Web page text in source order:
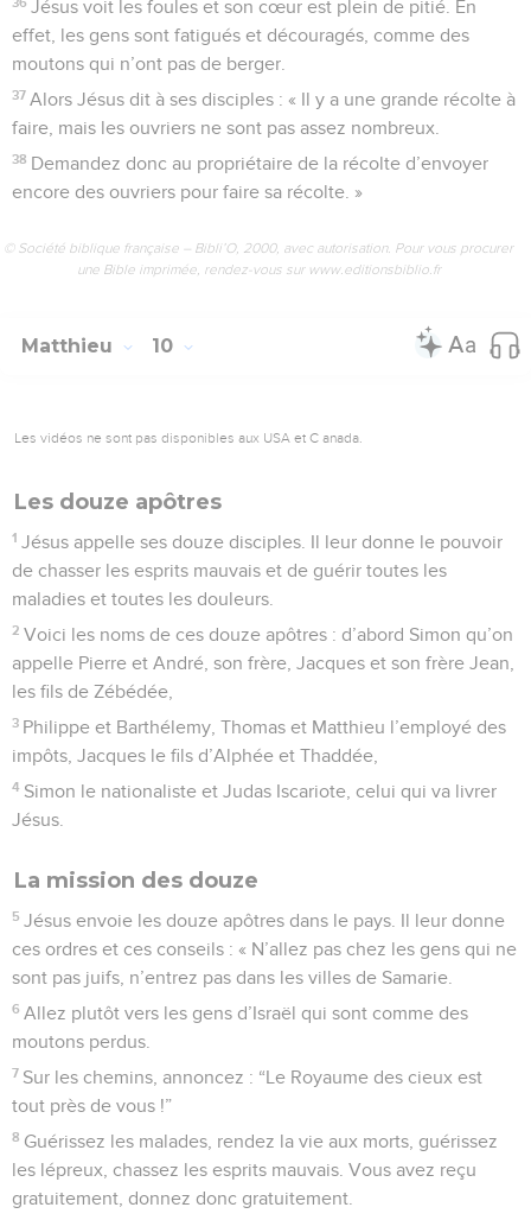
Jésus voit les foules et son cœur est plein de pitié. En
effet, les gens sont fatigués et découragés, comme des
moutons qui n’ont pas de berger.
37 Alors Jésus dit à ses disciples : « Il y a une grande récolte à
faire, mais les ouvriers ne sont pas assez nombreux.
38 Demandez donc au propriétaire de la récolte d’envoyer
encore des ouvriers pour faire sa récolte. »
© Société biblique française – Bibli’O, 2000, avec autorisation. Pour vous procurer
une Bible imprimée, rendez-vous sur www.editionsbiblio.fr
Matthieu 10
Les vidéos ne sont pas disponibles aux USA et C anada.
Les douze apôtres
1 Jésus appelle ses douze disciples. Il leur donne le pouvoir
de chasser les esprits mauvais et de guérir toutes les
maladies et toutes les douleurs.
2 Voici les noms de ces douze apôtres : d’abord Simon qu’on
appelle Pierre et André, son frère, Jacques et son frère Jean,
les fils de Zébédée,
3 Philippe et Barthélemy, Thomas et Matthieu l’employé des
impôts, Jacques le fils d’Alphée et Thaddée,
4 Simon le nationaliste et Judas Iscariote, celui qui va livrer
Jésus.
La mission des douze
5 Jésus envoie les douze apôtres dans le pays. Il leur donne
ces ordres et ces conseils : « N’allez pas chez les gens qui ne
sont pas juifs, n’entrez pas dans les villes de Samarie.
6 Allez plutôt vers les gens d’Israël qui sont comme des
moutons perdus.
7 Sur les chemins, annoncez : “Le Royaume des cieux est
tout près de vous !”
8 Guérissez les malades, rendez la vie aux morts, guérissez
les lépreux, chassez les esprits mauvais. Vous avez reçu
gratuitement, donnez donc gratuitement.